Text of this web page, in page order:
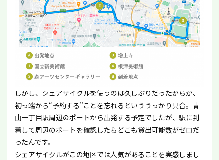
しかし、シェアサイクルを使うのは久しぶりだったからか、
初っ端から“予約する”ことを忘れるといううっかり具合。青
山一丁目駅周辺のポートから出発する予定でしたが、駅に到
着して周辺のポートを確認したらどこも貸出可能数がゼロだ
ったんです。
シェアサイクルがこの地区では人気があることを実感しまし